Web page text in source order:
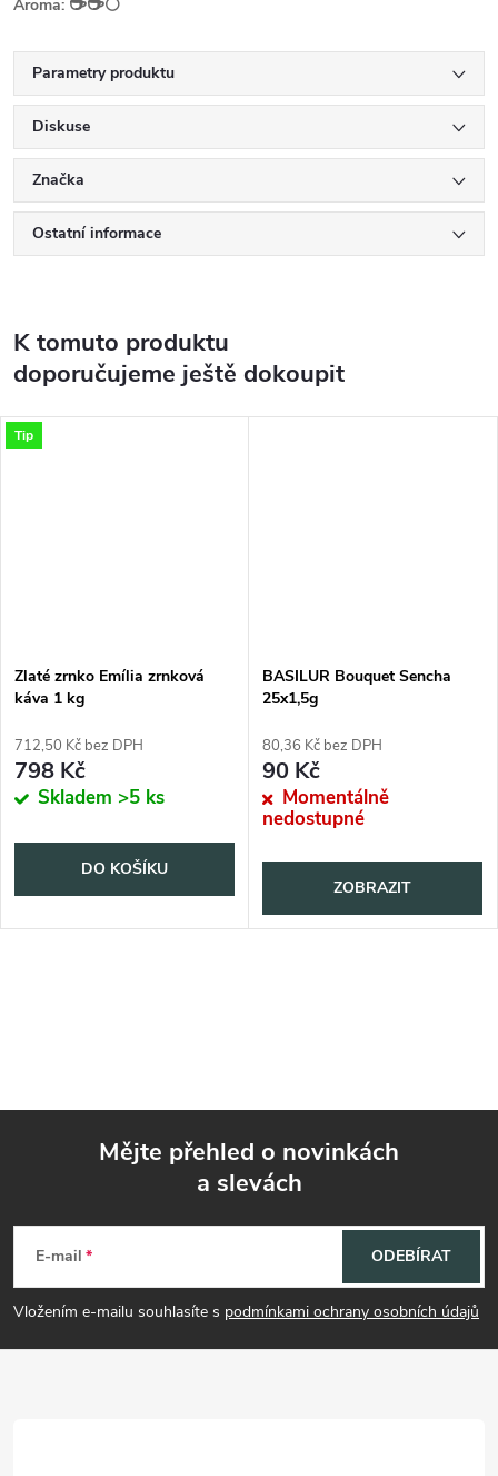
Aroma: ⚪
Parametry produktu
Diskuse
Značka
Ostatní informace
K tomuto produktu
doporučujeme ještě dokoupit
Tip
Zlaté zrnko Emília zrnková
káva 1 kg
712,50 Kč bez DPH
798 Kč
Skladem >5 ks
DO KOŠÍKU
BASILUR Bouquet Sencha
25x1,5g
80,36 Kč bez DPH
90 Kč
Momentálně
nedostupné
ZOBRAZIT
p
a
Mějte přehled o novinkách
a slevách
E-mail
Vložením e-mailu souhlasíte s podmínkami ochrany osobních údajů
ODEBÍRAT